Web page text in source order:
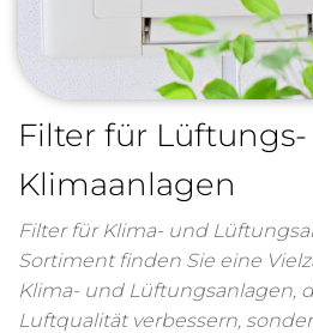
Filter für
Klimaanlagen
Filter für Klima- und
Sortiment finden Sie eine
Klima- und Lüftungsanlagen,
Luftqualität verbessern,